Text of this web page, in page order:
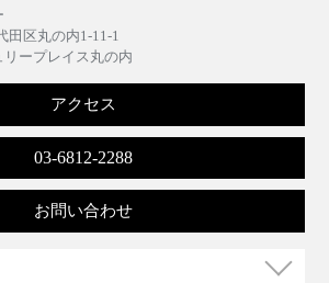
田区丸の内1-11-1
ープレイス丸の内
アクセス
03-6812-2288
お問い合わせ